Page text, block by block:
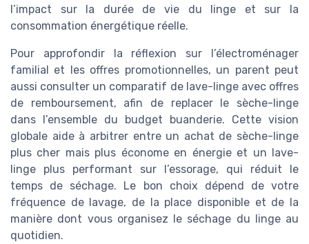
l’impact sur la durée de vie du linge et sur la
consommation énergétique réelle.
Pour approfondir la réflexion sur l’électroménager
familial et les offres promotionnelles, un parent peut
aussi consulter un comparatif de lave-linge avec offres
de remboursement, afin de replacer le sèche-linge
dans l’ensemble du budget buanderie. Cette vision
globale aide à arbitrer entre un achat de sèche-linge
plus cher mais plus économe en énergie et un lave-
linge plus performant sur l’essorage, qui réduit le
temps de séchage. Le bon choix dépend de votre
fréquence de lavage, de la place disponible et de la
manière dont vous organisez le séchage du linge au
quotidien.